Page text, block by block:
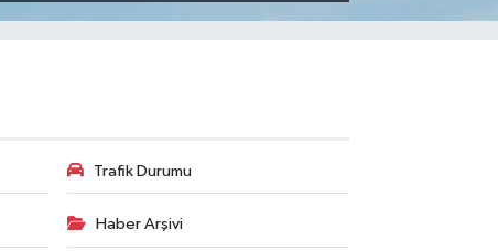
Trafik Durumu
Haber Arşivi